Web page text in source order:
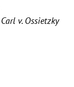
Carl v. Ossietzky